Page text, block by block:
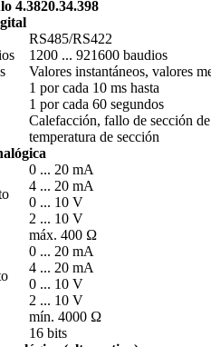
4.3820.34.398
RS485/­RS422
1200 ... 921600 baudios
Valores instantáneos, valores
1 por cada 10 ms hasta
1 por cada 60 segundos
Calefacción, fallo de sección
temperatura de sección
0 ... 20 mA
4 ... 20 mA
0 ... 10 V
2 ... 10 V
máx. 400 Ω
0 ... 20 mA
4 ... 20 mA
0 ... 10 V
2 ... 10 V
mín. 4000 Ω
16 bits